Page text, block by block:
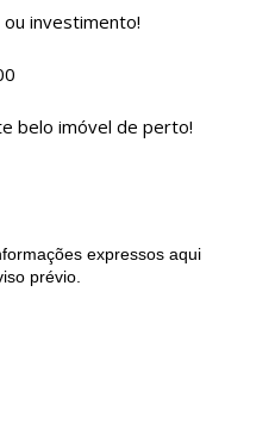
investimento!
belo imóvel de perto!
expressos aqui
prévio.